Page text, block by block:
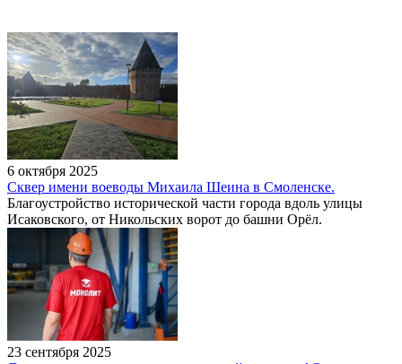
6 октября 2025
Сквер имени воеводы Михаила Шеина в Смоленске.
Благоустройство исторической части города вдоль улицы
Исаковского, от Никольских ворот до башни Орёл.
23 сентября 2025